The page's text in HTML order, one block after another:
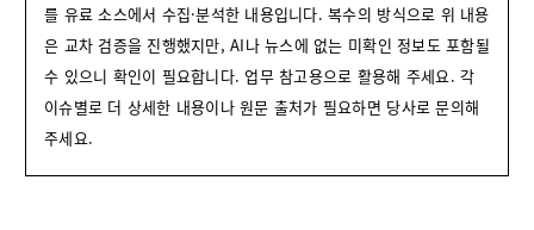
를 유료 소스에서 수집·분석한 내용입니다. 복수의 방식으로 위 내용
은 교차 검증을 진행했지만, AI나 뉴스에 없는 미확인 정보도 포함될
수 있으니 확인이 필요합니다. 업무 참고용으로 활용해 주세요. 각
이슈별로 더 상세한 내용이나 원문 출처가 필요하면 당사로 문의해
주세요.